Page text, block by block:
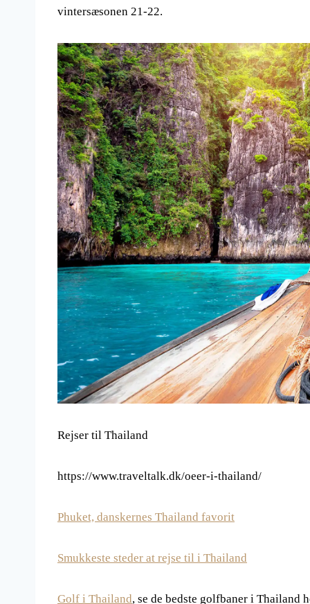
vintersæsonen 21-22.
Rejser til Thailand
https://www.traveltalk.dk/oeer-i-thailand/
Phuket, danskernes Thailand favorit
Smukkeste steder at rejse til i Thailand
Golf i Thailand, se de bedste golfbaner i